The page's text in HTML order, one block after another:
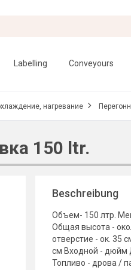
Labelling Conveyours
нагревание
150 ltr.
Beschreibung
Объем- 150 лтр.
Общая высота -
отверстие - ок. 35
см Входной - дюйм
Топливо - дрова /